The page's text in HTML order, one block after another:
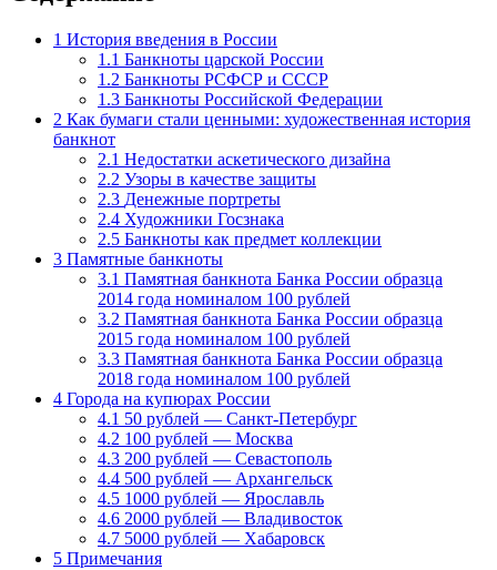
1 История введения в России
1.1 Банкноты царской России
1.2 Банкноты РСФСР и СССР
1.3 Банкноты Российской Федерации
2 Как бумаги стали ценными: художественная история
банкнот
2.1 Недостатки аскетического дизайна
2.2 Узоры в качестве защиты
2.3 Денежные портреты
2.4 Художники Госзнака
2.5 Банкноты как предмет коллекции
3 Памятные банкноты
3.1 Памятная банкнота Банка России образца
2014 года номиналом 100 рублей
3.2 Памятная банкнота Банка России образца
2015 года номиналом 100 рублей
3.3 Памятная банкнота Банка России образца
2018 года номиналом 100 рублей
4 Города на купюрах России
4.1 50 рублей — Санкт-Петербург
4.2 100 рублей — Москва
4.3 200 рублей — Севастополь
4.4 500 рублей — Архангельск
4.5 1000 рублей — Ярославль
4.6 2000 рублей — Владивосток
4.7 5000 рублей — Хабаровск
5 Примечания